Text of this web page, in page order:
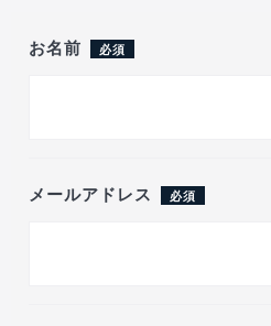
お名前 必須
メールアドレス 必須